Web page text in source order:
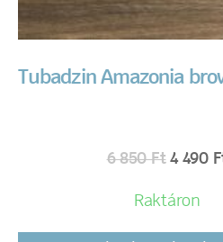
Tubadzin Amazonia
6 850Ft 4 490
Raktáron